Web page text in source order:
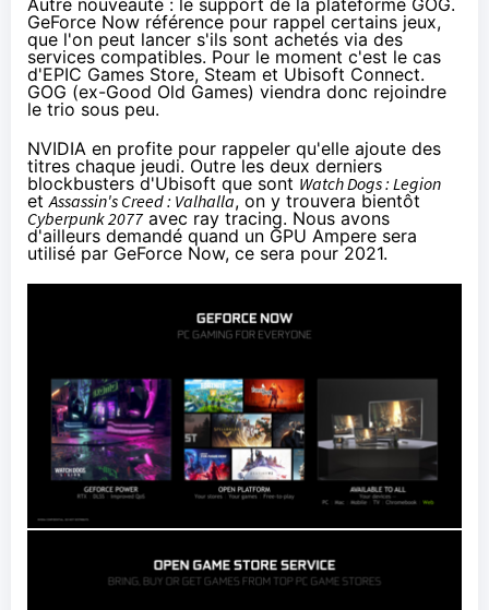
Autre nouveauté : le support de la plateforme GOG.
GeForce Now référence pour rappel certains jeux,
que l'on peut lancer s'ils sont achetés via des
services compatibles. Pour le moment c'est le cas
d'EPIC Games Store, Steam et Ubisoft Connect.
GOG (ex-Good Old Games) viendra donc rejoindre
le trio sous peu.
NVIDIA en profite pour rappeler qu'elle ajoute des
titres chaque jeudi. Outre les deux derniers
blockbusters d'Ubisoft que sont Watch Dogs : Legion
etAssassin's Creed : Valhalla, on y trouvera bientôt
Cyberpunk 2077avec ray tracing. Nous avons
d'ailleurs demandé quand un GPU Ampere sera
utilisé par GeForce Now, ce sera pour 2021.